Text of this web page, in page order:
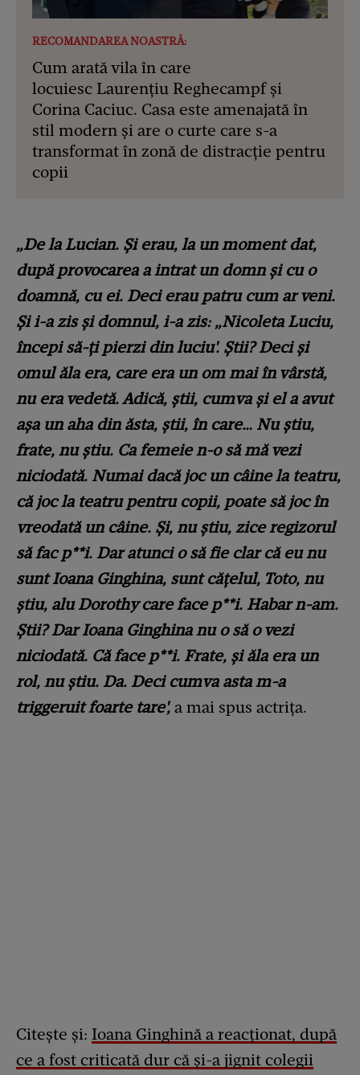
RECOMANDAREA NOASTRĂ:
Cum arată vila în care
locuiesc Laurențiu Reghecampf și
Corina Caciuc. Casa este amenajată în
stil modern și are o curte care s-a
transformat în zonă de distracție pentru
copii
„De la Lucian. Și erau, la un moment dat,
după provocarea a intrat un domn și cu o
doamnă, cu ei. Deci erau patru cum ar veni.
Și i-a zis și domnul, i-a zis: „Nicoleta Luciu,
începi să-ți pierzi din luciu'. Știi? Deci și
omul ăla era, care era un om mai în vârstă,
nu era vedetă. Adică, știi, cumva și el a avut
așa un aha din ăsta, știi, în care… Nu știu,
frate, nu știu. Ca femeie n-o să mă vezi
niciodată. Numai dacă joc un câine la teatru,
că joc la teatru pentru copii, poate să joc în
vreodată un câine. Și, nu știu, zice regizorul
să fac p**i. Dar atunci o să fie clar că eu nu
sunt Ioana Ginghina, sunt cățelul, Toto, nu
știu, alu Dorothy care face p**i. Habar n-am.
Știi? Dar Ioana Ginghina nu o să o vezi
niciodată. Că face p**i. Frate, și ăla era un
rol, nu știu. Da. Deci cumva asta m-a
triggeruit foarte tare', a mai spus actrița.
Citește și: Ioana Ginghină a reacționat, după
ce a fost criticată dur că și-a jignit colegii